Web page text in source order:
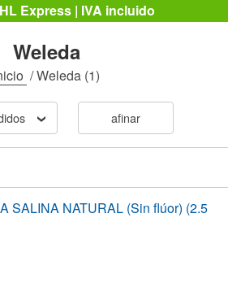
Express | IVA incluido
Weleda
/Weleda (1)
afinar
NATURAL (Sin flúor) (2.5